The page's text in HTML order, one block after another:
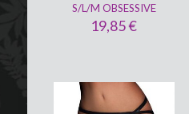
S/L/M OBSESSIVE
19,85€